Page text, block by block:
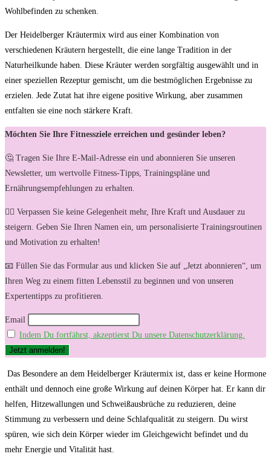
Wohlbefinden zu schenken.
Der Heidelberger Kräutermix wird ‍aus einer Kombination‍ von
verschiedenen Kräutern hergestellt,⁢ die eine lange ⁢Tradition in der
Naturheilkunde haben. Diese Kräuter werden sorgfältig ausgewählt und in
einer speziellen Rezeptur gemischt, um ‍die​ bestmöglichen​ Ergebnisse zu
erzielen. Jede Zutat hat ihre eigene positive Wirkung, aber zusammen
entfalten sie eine ‌noch stärkere Kraft.
Möchten Sie Ihre Fitnessziele erreichen und gesünder leben?
🤔 Tragen Sie Ihre E-Mail-Adresse ein und abonnieren Sie unseren
Newsletter, um wertvolle Fitness-Tipps, Trainingspläne und
Ernährungsempfehlungen zu erhalten.
🏋️‍♀️ Verpassen Sie keine Gelegenheit mehr, Ihre Kraft und Ausdauer zu
steigern. Geben Sie Ihren Namen ein, um personalisierte Trainingsroutinen
und Motivation zu erhalten!
📧 Füllen Sie das Formular aus und klicken Sie auf „Jetzt abonnieren“, um
Ihren Weg zu einem fitten Lebensstil zu beginnen und von unseren
Expertentipps zu profitieren.
Email
Indem Du fortfährst, akzeptierst Du unsere Datenschutzerklärung.
⁢ Das⁢ Besondere an dem Heidelberger Kräutermix ist, dass er keine Hormone
enthält ⁣und dennoch eine große Wirkung auf deinen Körper hat. Er kann‍ dir
helfen, Hitzewallungen und Schweißausbrüche zu reduzieren, deine
Stimmung zu verbessern und deine Schlafqualität zu steigern. Du wirst
⁢spüren, wie sich dein Körper wieder im‍ Gleichgewicht befindet und du
mehr Energie und Vitalität ⁢hast.